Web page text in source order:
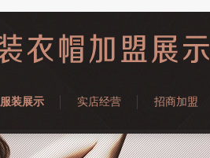
服装展示 实店经营 招商加盟